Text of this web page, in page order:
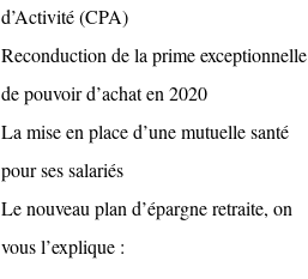
d’Activité (CPA)
Reconduction de la prime exceptionnelle
de pouvoir d’achat en 2020
La mise en place d’une mutuelle santé
pour ses salariés
Le nouveau plan d’épargne retraite, on
vous l’explique :